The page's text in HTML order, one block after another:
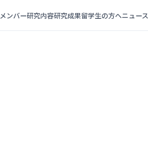
メンバー研究内容研究成果留学生の方へニュース